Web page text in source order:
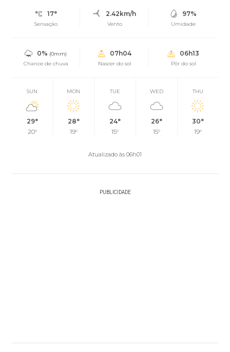
17°
Sensação
2.42km/h
Vento
97%
Umidade
0% (0mm)
Chance de chuva
07h04
Nascer do sol
06h13
Pôr do sol
SUN
29°
20°
MON
28°
19°
TUE
24°
15°
WED
26°
15°
THU
30°
19°
Atualizado às 06h01
PUBLICIDADE